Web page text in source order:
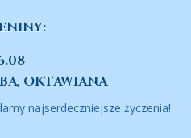
OKTAWIANA
najserdeczniejsze życzenia!